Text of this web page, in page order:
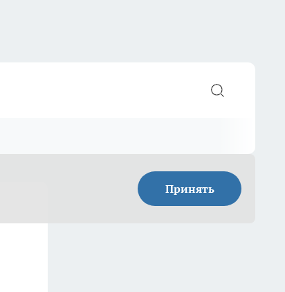
Принять